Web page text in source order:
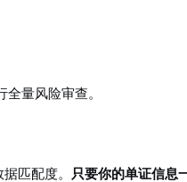
量风险审查。
匹配度。 只要你的单证信息